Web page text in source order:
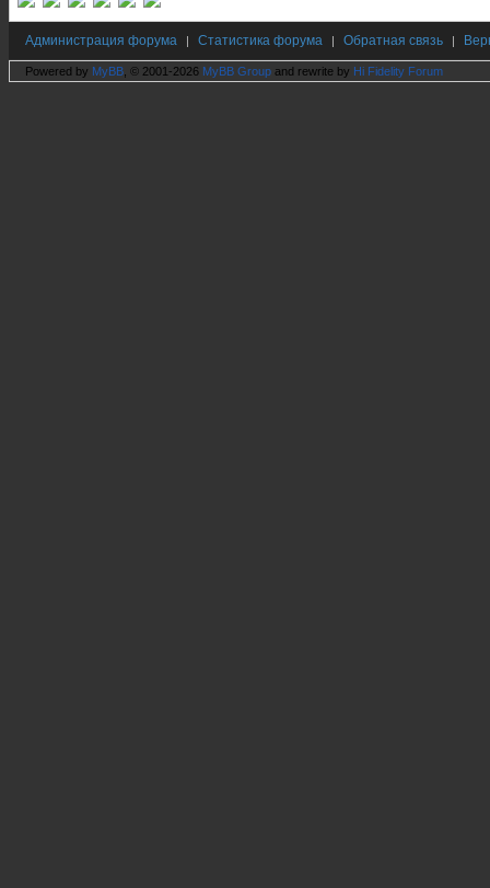
Администрация форума | Статистика форума | Обратная связь |
Powered by MyBB , © 2001-2026 MyBB Group and rewrite by Hi Fidelity Forum